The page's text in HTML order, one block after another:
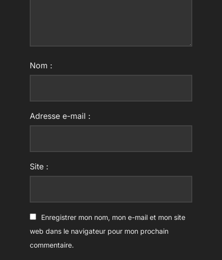
Nom :
Adresse e-mail :
Site :
Enregistrer mon nom, mon e-mail et mon site
web dans le navigateur pour mon prochain
commentaire.